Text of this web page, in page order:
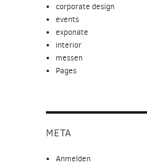
corporate design
events
exponate
interior
messen
Pages
META
Anmelden